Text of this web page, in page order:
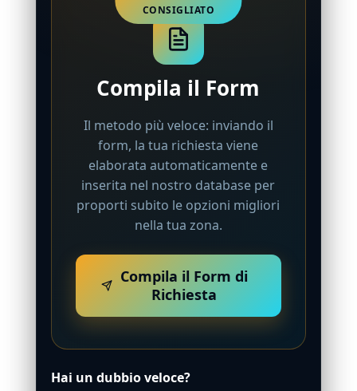
Compila il Form
Il metodo più veloce: inviando il
form, la tua richiesta viene
elaborata automaticamente e
inserita nel nostro database per
proporti subito le opzioni migliori
nella tua zona.
Compila il Form di
Richiesta
Hai un dubbio veloce?